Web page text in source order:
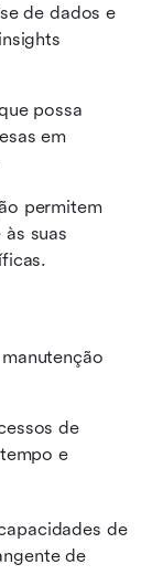
de dados e
possa
em
permitem
suas
de
e
de
de